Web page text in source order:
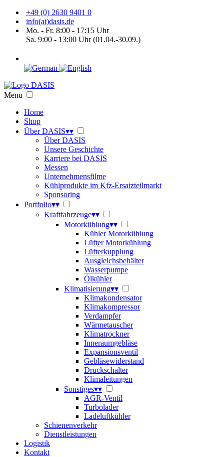
+49 (0) 2630 9401 0
info(at)dasis.de
Mo. - Fr. 8:00 - 17:15 Uhr
Sa. 9:00 - 13:00 Uhr (01.04.-30.09.)
Menu
Home
Shop
Über DASIS▾▾
Über DASIS
Unsere Geschichte
Karriere bei DASIS
Messen
Unternehmensfilme
Kühlprodukte im Kfz-Ersatzteilmarkt
Sponsoring
Portfolio▾▾
Kraftfahrzeuge▾▾
Motorkühlung▾▾
Kühler Motorkühlung
Lüfter Motorkühlung
Lüfterkupplung
Ausgleichsbehälter
Wasserpumpe
Ölkühler
Klimatisierung▾▾
Klimakondensator
Klimakompressor
Verdampfer
Wärmetauscher
Klimatrockner
Inneraumgebläse
Expansionsventil
Gebläsewiderstand
Druckschalter
Klimaleitungen
Sonstiges▾▾
AGR-Ventil
Turbolader
Ladeluftkühler
Schienenverkehr
Dienstleistungen
Logistik
Kontakt